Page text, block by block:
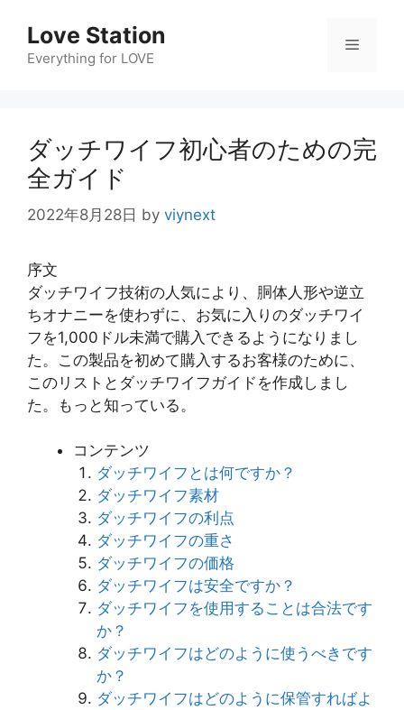
Love Station
Everything for LOVE
メ
ュ
ダッチワイフ初心者のための完
全ガイド
2022年8月28日 by viynext
序文
ダッチワイフ技術の人気により、胴体人形や逆立
ちオナニーを使わずに、お気に入りのダッチワイ
フを1,000ドル未満で購入できるようになりまし
た。この製品を初めて購入するお客様のために、
このリストとダッチワイフガイドを作成しまし
た。もっと知っている。
コンテンツ
ダッチワイフとは何ですか？
ダッチワイフ素材
ダッチワイフの利点
ダッチワイフの重さ
ダッチワイフの価格
ダッチワイフは安全ですか？
ダッチワイフを使用することは合法です
か？
ダッチワイフはどのように使うべきです
か？
ダッチワイフはどのように保管すればよ